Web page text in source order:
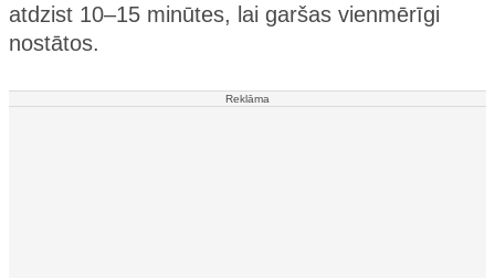
atdzist 10–15 minūtes, lai garšas vienmērīgi
nostātos.
Reklāma